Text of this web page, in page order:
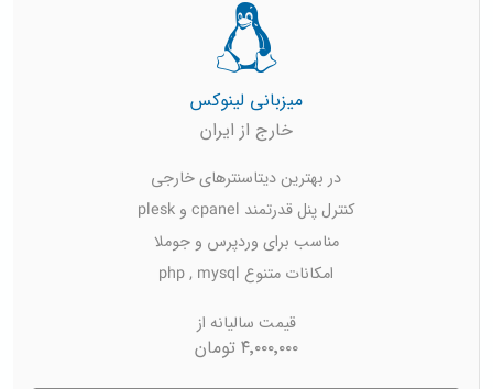
میزبانی لینوکس
خارج از ایران
در بهترین دیتاسنترهای خارجی
کنترل پنل قدرتمند cpanel و plesk
مناسب برای وردپرس و جوملا
امکانات متنوع php , mysql
قیمت سالیانه از
۴٬۰۰۰٬۰۰۰ تومان